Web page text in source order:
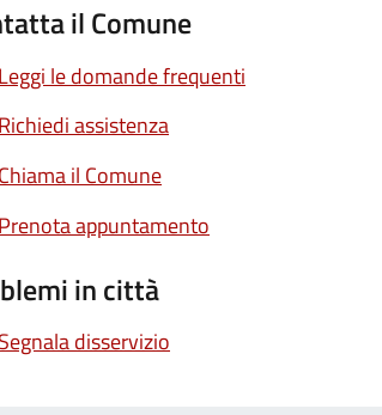
il Comune
Leggi le domande frequenti
Richiedi assistenza
Chiama il Comune
Prenota appuntamento
in città
disservizio